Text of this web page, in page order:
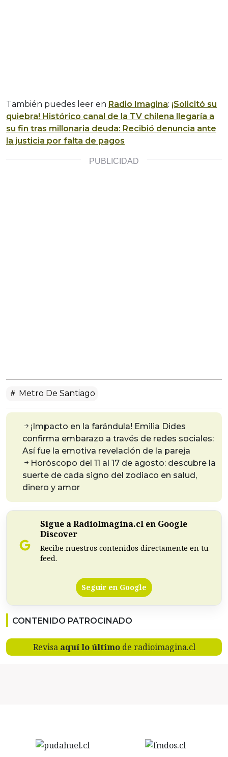
También puedes leer en Radio Imagina: ¡Solicitó su
quiebra! Histórico canal de la TV chilena llegaría a
su fin tras millonaria deuda: Recibió denuncia ante
la justicia por falta de pagos
Metro De Santiago
¡Impacto en la farándula! Emilia Dides
confirma embarazo a través de redes sociales:
Así fue la emotiva revelación de la pareja
Horóscopo del 11 al 17 de agosto: descubre la
suerte de cada signo del zodiaco en salud,
dinero y amor
Sigue a RadioImagina.cl en Google
Discover
Recibe nuestros contenidos directamente en tu
feed.
Seguir en Google
CONTENIDO PATROCINADO
Revisa aquí lo últimode radioimagina.cl